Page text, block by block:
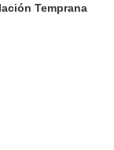
Temprana